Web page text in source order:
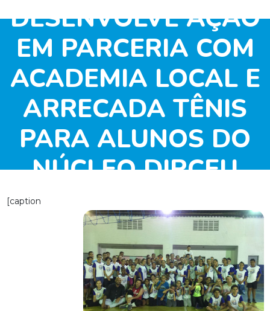
DESENVOLVE AÇÃO
EM PARCERIA COM
ACADEMIA LOCAL E
ARRECADA TÊNIS
PARA ALUNOS DO
NÚCLEO DIRCEU
CORDEIRO – ITU/SP
[caption